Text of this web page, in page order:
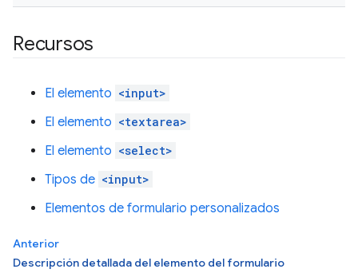
Recursos
El elemento <input>
El elemento <textarea>
El elemento <select>
Tipos de <input>
Elementos de formulario personalizados
Anterior
Descripción detallada del elemento del formulario